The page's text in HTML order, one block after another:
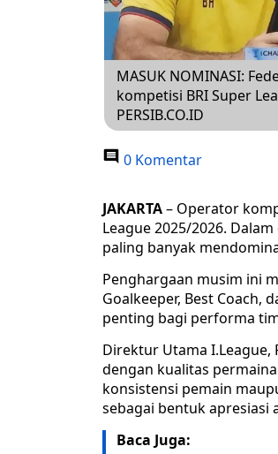
MASUK NOMINASI:
kompetisi BRI Super
PERSIB.CO.ID
0 Komentar
JAKARTA– Operator
League 2025/2026.
paling banyak
Penghargaan musim ini
Goalkeeper, Best Coach,
penting bagi performa
Direktur Utama
dengan kualitas
konsistensi pemain
sebagai bentuk apresiasi
Baca Juga: